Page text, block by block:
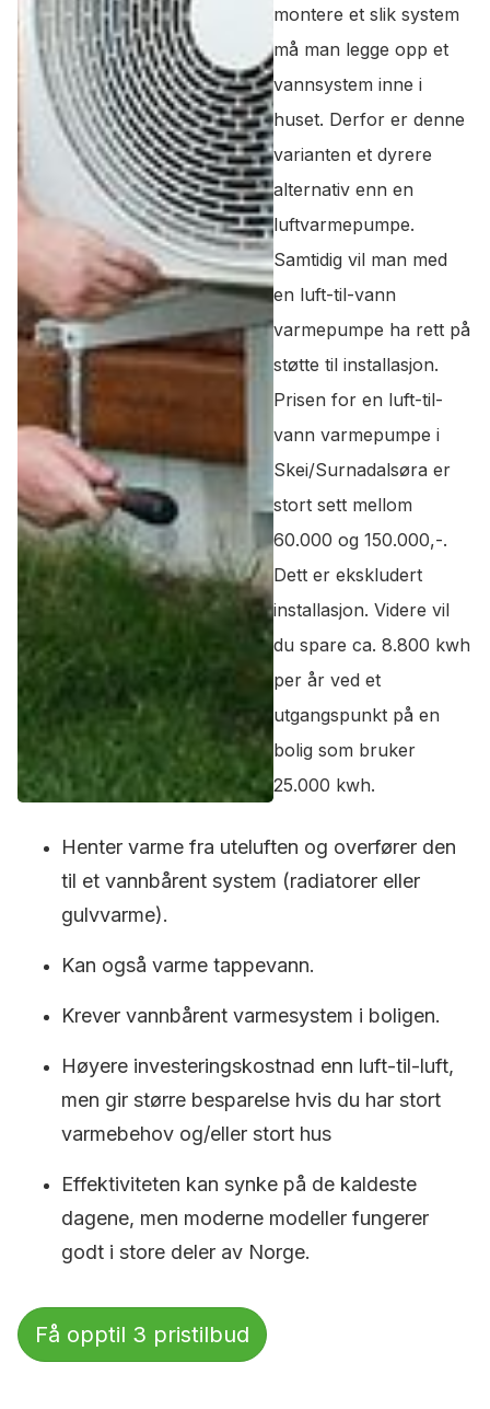
montere et slik system
må man legge opp et
vannsystem inne i
huset. Derfor er denne
varianten et dyrere
alternativ enn en
luftvarmepumpe.
Samtidig vil man med
en luft-til-vann
varmepumpe ha rett på
støtte til installasjon.
Prisen for en luft-til-
vann varmepumpe i
Skei/Surnadalsøra er
stort sett mellom
60.000 og 150.000,-.
Dett er ekskludert
installasjon. Videre vil
du spare ca. 8.800 kwh
per år ved et
utgangspunkt på en
bolig som bruker
25.000 kwh.
Henter varme fra uteluften og overfører den
til et vannbårent system (radiatorer eller
gulvvarme).
Kan også varme tappevann.
Krever vannbårent varmesystem i boligen.
Høyere investeringskostnad enn luft-til-luft,
men gir større besparelse hvis du har stort
varmebehov og/eller stort hus
Effektiviteten kan synke på de kaldeste
dagene, men moderne modeller fungerer
godt i store deler av Norge.
Få opptil 3 pristilbud